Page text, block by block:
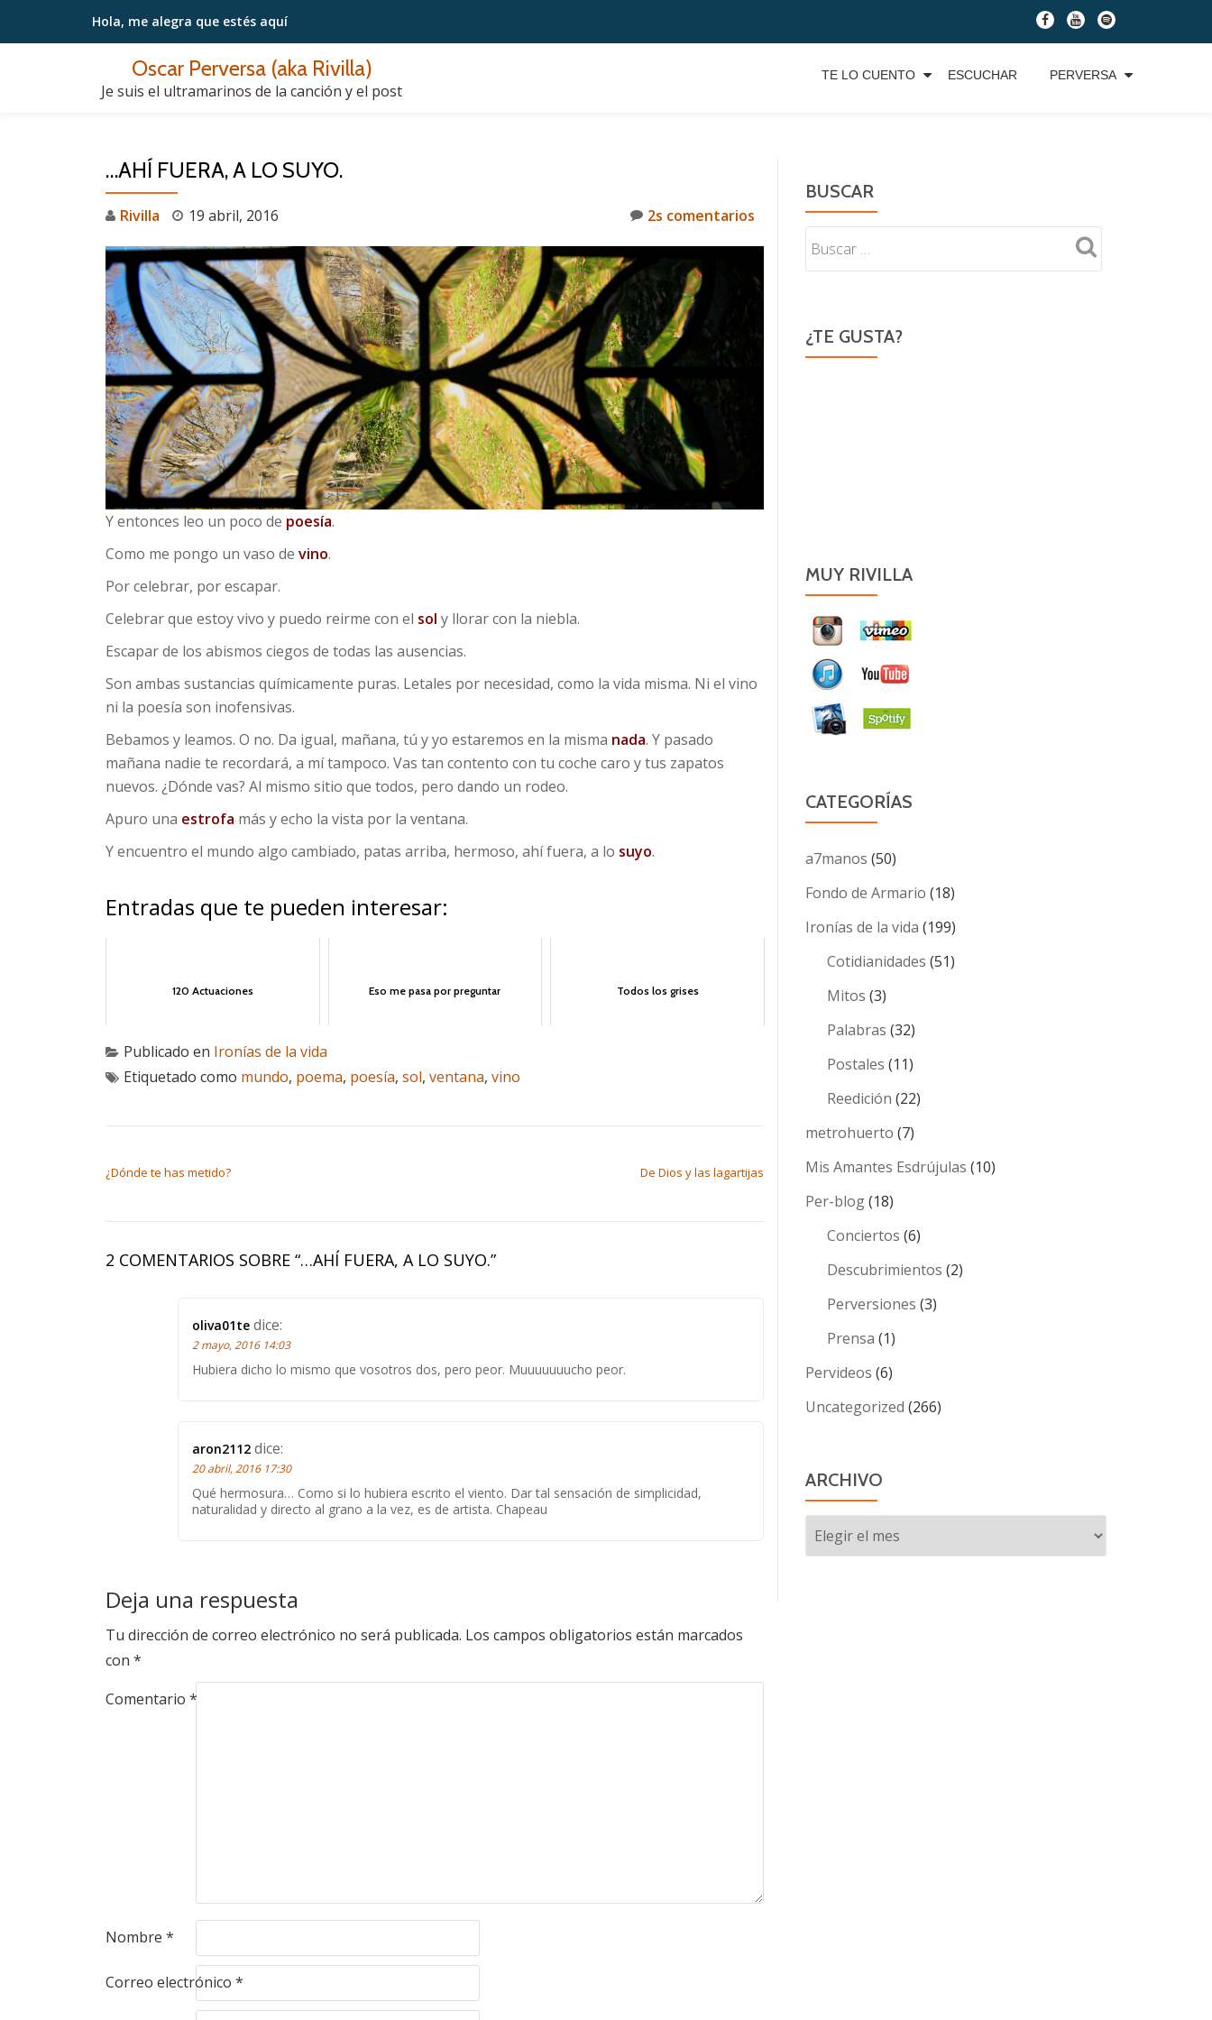
Saltar
Hola, me alegra que estés aquí
fa-
facebook
fa-
youtube
fa-
spotify
Oscar Perversa (aka Rivilla)
Je suis el ultramarinos de la canción y el post
TE LO CUENTO ESCUCHAR PERVERSA
…AHÍ FUERA, A LO SUYO.
Rivilla 19 abril, 2016 2s comentarios
Y entonces leo un poco de poesía.
Como me pongo un vaso de vino.
Por celebrar, por escapar.
Celebrar que estoy vivo y puedo reirme con el sol y llorar con la niebla.
Escapar de los abismos ciegos de todas las ausencias.
Son ambas sustancias químicamente puras. Letales por necesidad, como la vida misma. Ni el vino
ni la poesía son inofensivas.
Bebamos y leamos. O no. Da igual, mañana, tú y yo estaremos en la misma nada. Y pasado
mañana nadie te recordará, a mí tampoco. Vas tan contento con tu coche caro y tus zapatos
nuevos. ¿Dónde vas? Al mismo sitio que todos, pero dando un rodeo.
Apuro una estrofa más y echo la vista por la ventana.
Y encuentro el mundo algo cambiado, patas arriba, hermoso, ahí fuera, a lo suyo.
Entradas que te pueden interesar:
120 Actuaciones Eso me pasa por preguntar Todos los grises
Publicado en Ironías de la vida
Etiquetado como mundo, poema, poesía, sol, ventana, vino
¿Dónde te has metido? De Dios y las lagartijas
2 COMENTARIOS SOBRE “…AHÍ FUERA, A LO SUYO.”
oliva01te dice:
2 mayo, 2016 14:03
Hubiera dicho lo mismo que vosotros dos, pero peor. Muuuuuuucho peor.
aron2112 dice:
20 abril, 2016 17:30
Qué hermosura… Como si lo hubiera escrito el viento. Dar tal sensación de simplicidad,
naturalidad y directo al grano a la vez, es de artista. Chapeau
Deja una respuesta
Tu dirección de correo electrónico no será publicada. Los campos obligatorios están marcados
con *
Comentario *
Nombre *
Correo electrónico *
BUSCAR
¿TE GUSTA?
MUY RIVILLA
CATEGORÍAS
a7manos (50)
Fondo de Armario (18)
Ironías de la vida (199)
Cotidianidades (51)
Mitos (3)
Palabras (32)
Postales (11)
Reedición (22)
metrohuerto (7)
Mis Amantes Esdrújulas (10)
Per-blog(18)
Conciertos (6)
Descubrimientos (2)
Perversiones (3)
Prensa (1)
Pervideos (6)
Uncategorized (266)
ARCHIVO
Archivo